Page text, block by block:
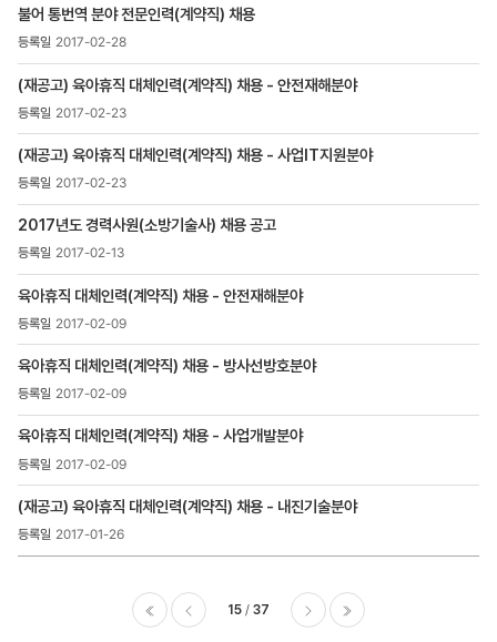
번호,
등록일
첨부파일
,
조회수
불어 통번역 분야 전문인력(계약직) 채용
2017-02-28
(재공고) 육아휴직 대체인력(계약직) 채용 - 안전재해분야
2017-02-23
(재공고) 육아휴직 대체인력(계약직) 채용 - 사업IT지원분야
2017-02-23
2017년도 경력사원(소방기술사) 채용 공고
2017-02-13
육아휴직 대체인력(계약직) 채용 - 안전재해분야
2017-02-09
육아휴직 대체인력(계약직) 채용 - 방사선방호분야
2017-02-09
육아휴직 대체인력(계약직) 채용 - 사업개발분야
2017-02-09
(재공고) 육아휴직 대체인력(계약직) 채용 - 내진기술분야
2017-01-26
15 37